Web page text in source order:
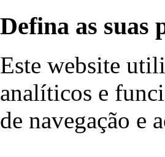
Defina as suas
Este website
analíticos e
de navegação e